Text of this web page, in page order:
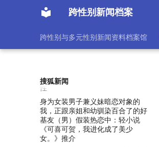
跨性别新闻档案
跨性别与多元性别新闻资料档案馆
搜狐新闻
李银河：大侠虽然不爱看书，但是
爱情把他变成了一个诗人
来泰国第1次看人妖表演是什么体
验，真的不堪入目吗？
歌词艺术｜陆正兰：谈歌词的性别
性
身为女装男子兼义妹暗恋对象的
我，正跟亲姐和幼驯染百合了的好
基友（男）假装热恋中：轻小说
《可喜可贺，我进化成了美少
女。》推介